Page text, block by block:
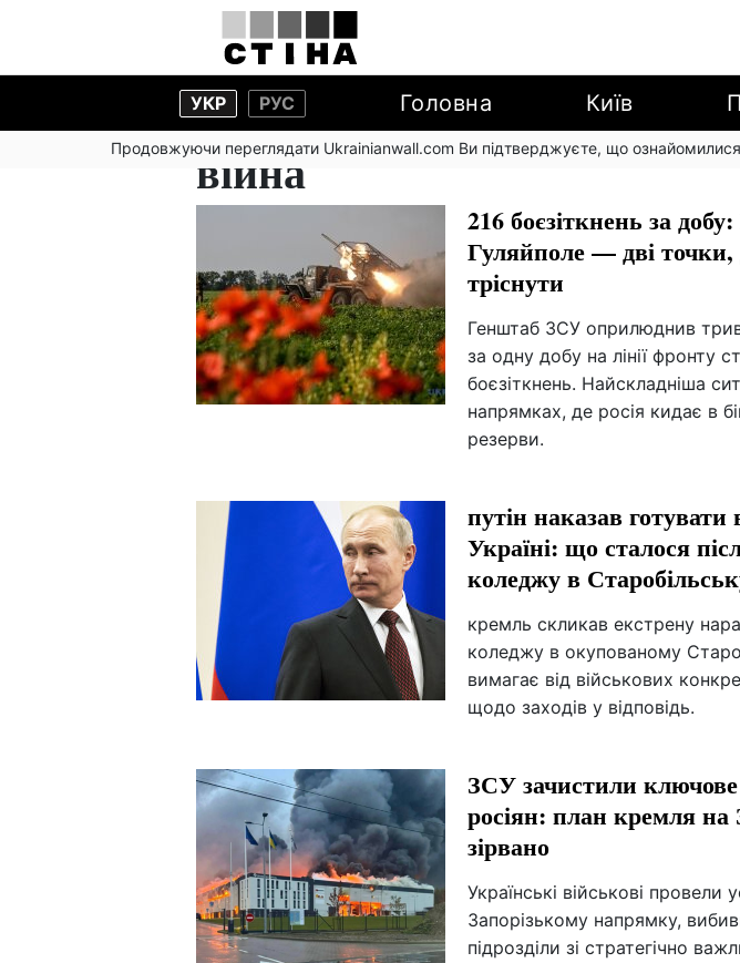
УКР РУС Головна Київ
Продовжуючи переглядати Ukrainianwall.com Ви підтверджуєте, що
війна
216 боєзіткнень за
Гуляйполе — дві
тріснути
Генштаб ЗСУ оприлюднив
за одну добу на лінії фронту
боєзіткнень. Найскладніша
напрямках, де росія кидає в
резерви.
путін наказав готувати
Україні: що сталося
коледжу в
кремль скликав екстрену
коледжу в окупованому
вимагає від військових
щодо заходів у відповідь.
ЗСУ зачистили ключове
росіян: план кремля
зірвано
Українські військові провели
Запорізькому напрямку,
підрозділи зі стратегічно